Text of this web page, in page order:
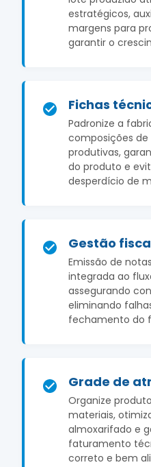
estratégicos,
margens para
garantir o
Fichas
Padronize a
composições
produtivas,
do produto e
desperdício de
Gestão
Emissão de
integrada ao
assegurando
eliminando
fechamento do
Grade de
Organize
materiais,
almoxarifado e
faturamento
correto e bem